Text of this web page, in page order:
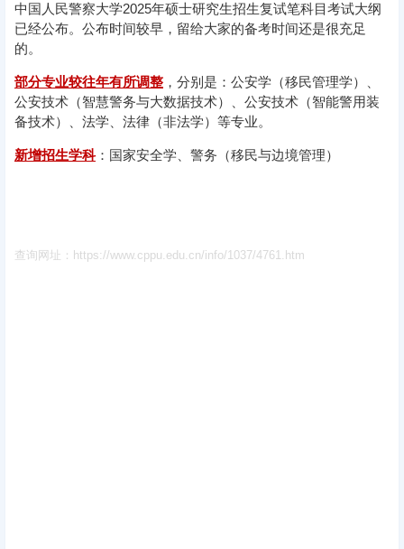
中国人民警察大学2025年硕士研究生招生复试笔科目考试大纲
已经公布。公布时间较早，留给大家的备考时间还是很充足
的。
部分专业较往年有所调整 ，分别是：公安学（移民管理学）、
公安技术（智慧警务与大数据技术）、公安技术（智能警用装
备技术）、法学、法律（非法学）等专业。
新增招生学科：国家安全学、警务（移民与边境管理）
查询网址：https://www.cppu.edu.cn/info/1037/4761.htm